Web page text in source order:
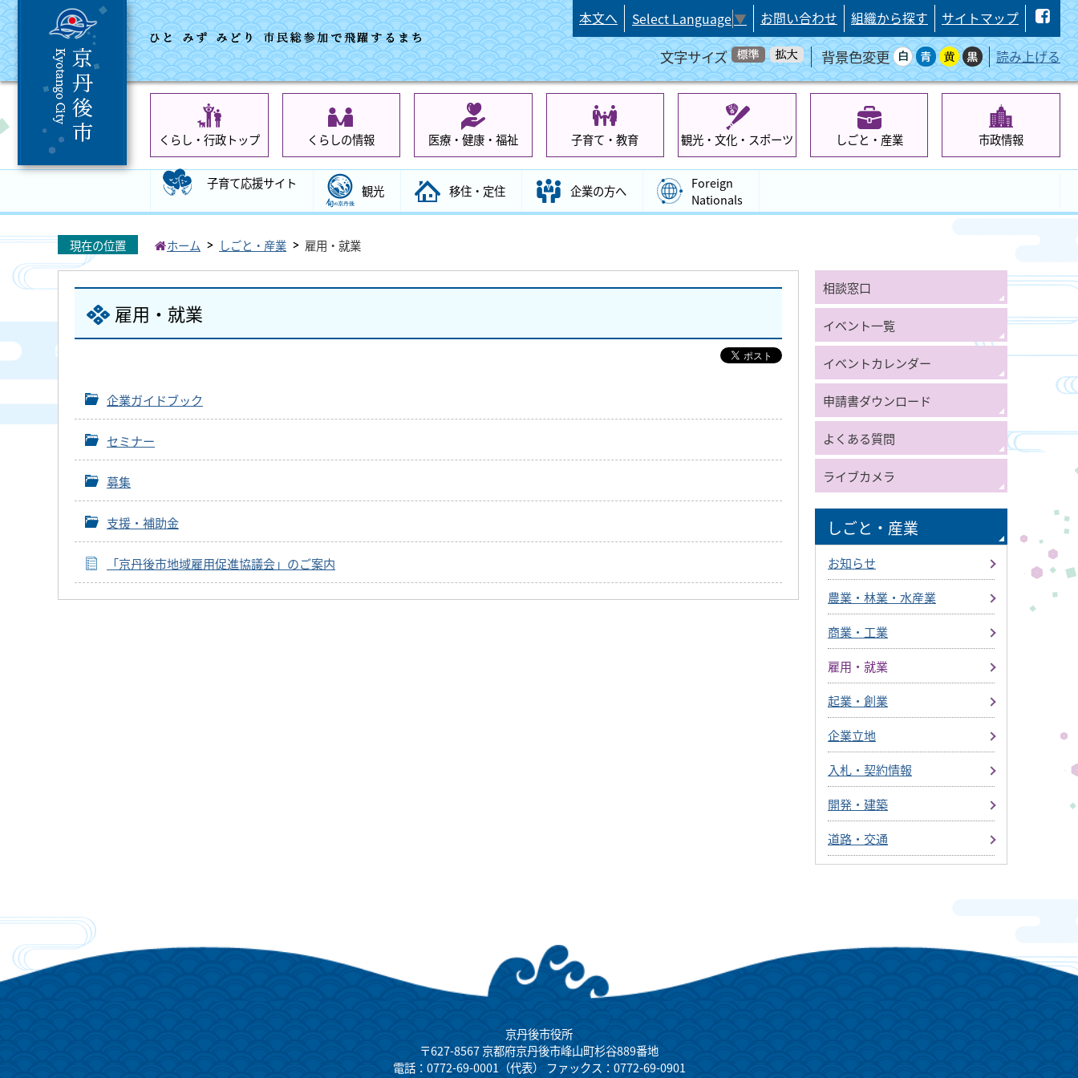
本文へ Select Language▼ お問い合わせ 組織から探す サイトマップ
文字サイズ 背景色変更 読み上げる
くらし・行政トップ くらしの情報 医療・健康・福祉 子育て・教育 観光・文化・スポーツ しごと・産業 市政情報
子育て応援サイト 観光 移住・定住 企業の方へ
Foreign
Nationals
現在の位置 ホーム しごと・産業 雇用・就業
雇用・就業
企業ガイドブック
セミナー
募集
支援・補助金
「京丹後市地域雇用促進協議会」のご案内
相談窓口
イベント一覧
イベントカレンダー
申請書ダウンロード
よくある質問
ライブカメラ
しごと・産業
お知らせ
農業・林業・水産業
商業・工業
雇用・就業
起業・創業
企業立地
入札・契約情報
開発・建築
道路・交通
京丹後市役所
〒627-8567 京都府京丹後市峰山町杉谷889番地
電話：0772-69-0001（代表） ファックス：0772-69-0901